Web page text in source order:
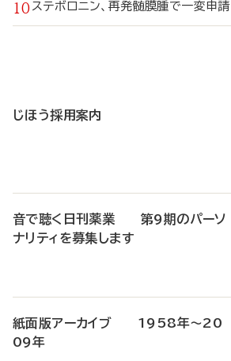
ステボロニン、再発髄膜腫で一変申
じほう採用案内
音で聴く日刊薬業 第9期のパーソ
ナリティを募集します
紙面版アーカイブ 1958年～20
09年